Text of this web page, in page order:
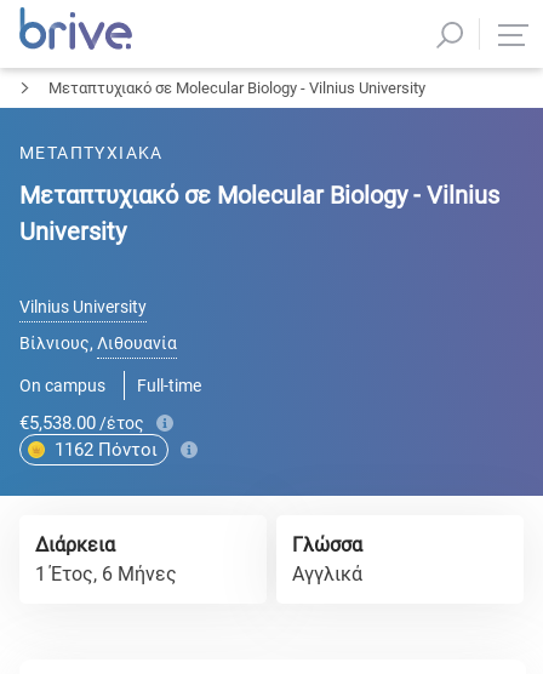
Μεταπτυχιακό σε Molecular Biology - Vilnius University
ΜΕΤΑΠΤΥΧΙΑΚΑ
Μεταπτυχιακό σε Molecular Biology - Vilnius
University
Vilnius University
Βίλνιους, Λιθουανία
On campus Full-time
€5,538.00 /έτος
1162 Πόντοι
Διάρκεια
1 Έτος, 6 Μήνες
Γλώσσα
Αγγλικά